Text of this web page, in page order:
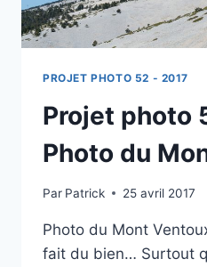
PROJET PHOTO 52 - 2017
Projet photo
Photo du
Par Patrick 25 avril 2017
Photo du Mont
fait du bien… Surtout